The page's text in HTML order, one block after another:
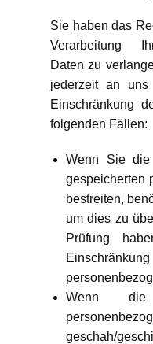
Sie haben das
Verarbeitung
Daten zu
jederzeit an
Einschränkung
folgenden Fällen:
Wenn Sie
gespeicherten
bestreiten,
um dies zu
Prüfung
Wenn die
geschah/